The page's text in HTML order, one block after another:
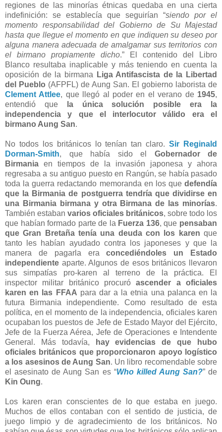
regiones de las minorías étnicas quedaba en una cierta
indefinición: se establecía que seguirían “siendo por el
momento responsabilidad del Gobierno de Su Majestad
hasta que llegue el momento en que indiquen su deseo por
alguna manera adecuada de amalgamar sus territorios con
el birmano propiamente dicho.” El contenido del Libro
Blanco resultaba inaplicable y más teniendo en cuenta la
oposición de la birmana
Liga Antifascista de la Libertad
del Pueblo (AFPFL) de Aung San. El gobierno laborista de
Clement Attlee, que llegó al poder en el verano de 1945,
entendió que
la única solución posible era la
independencia y que el interlocutor válido era el
birmano Aung San.
No todos los británicos lo tenían tan claro.Sir Reginald
Dorman-Smith, que había sido el Gobernador de
Birmania en tiempos de la invasión japonesa y ahora
regresaba a su antiguo puesto en Rangún, se había pasado
toda la guerra redactando memoranda en los que defendía
que la Birmania de postguerra tendría que dividirse en
una Birmania birmana y otra Birmana de las minorías.
También estaban varios oficiales británicos, sobre todo los
que habían formado parte de la Fuerza 136, que pensaban
que Gran Bretaña tenía una deuda con los karen que
tanto les habían ayudado contra los japoneses y que la
manera de pagarla eraconcediéndoles un Estado
independiente aparte. Algunos de esos británicos llevaron
sus simpatías pro-karen al terreno de la práctica. El
inspector militar británico procuróascender a oficiales
karen en las FFAA para dar a la etnia una palanca en la
futura Birmania independiente. Como resultado de esta
política, en el momento de la independencia, oficiales karen
ocupaban los puestos de Jefe de Estado Mayor del Ejército,
Jefe de la Fuerza Aérea, Jefe de Operaciones e Intendente
General. Más todavía,
hay evidencias de que hubo
oficiales británicos que proporcionaron apoyo logístico
a los asesinos de Aung San. Un libro recomendable sobre
el asesinato de Aung San es “Who killed Aung San?” de
Kin Oung.
Los karen eran conscientes de lo que estaba en juego.
Muchos de ellos contaban con el sentido de justicia, de
juego limpio y de agradecimiento de los británicos. No